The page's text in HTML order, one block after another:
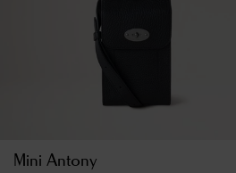
Mini Antony